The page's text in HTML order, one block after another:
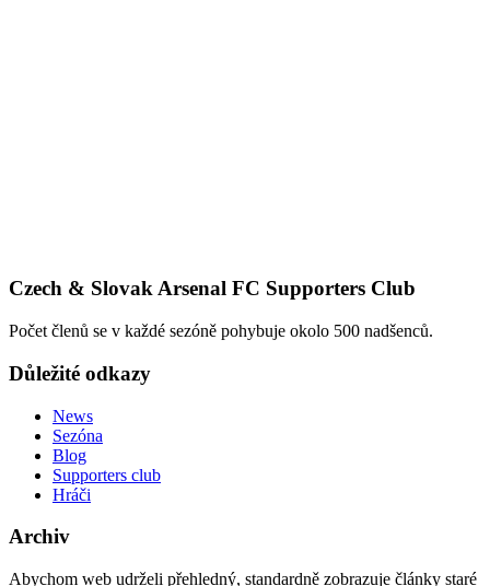
Czech & Slovak Arsenal FC Supporters Club
Počet členů se v každé sezóně pohybuje okolo 500 nadšenců.
Důležité odkazy
News
Sezóna
Blog
Supporters club
Hráči
Archiv
Abychom web udrželi přehledný, standardně zobrazuje články staré